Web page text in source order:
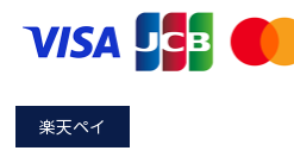
楽天ペイ